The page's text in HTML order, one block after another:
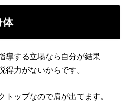
体
導する立場なら自分が結果
得力がないからです。
トップなので肩が出てます。